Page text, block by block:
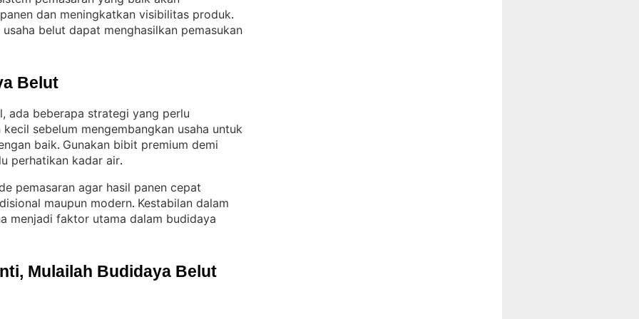
dan meningkatkan visibilitas produk
belut dapat menghasilkan pemasukan
Belut
ada beberapa strategi yang perlu
sebelum mengembangkan usaha untuk
baik. Gunakan bibit premium demi
perhatikan kadar air.
pemasaran agar hasil panen cepat
maupun modern. Kestabilan dalam
menjadi faktor utama dalam budidaya
Mulailah Budidaya Belut